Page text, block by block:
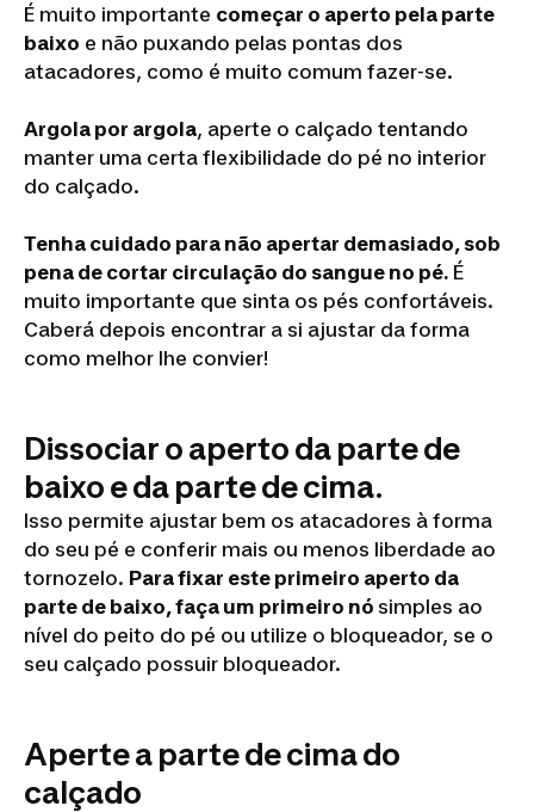
É muito importante começar o aperto pela parte
baixo e não puxando pelas pontas dos
atacadores, como é muito comum fazer-se.
Argola por argola, aperte o calçado tentando
manter uma certa flexibilidade do pé no interior
do calçado.
Tenha cuidado para não apertar demasiado, sob
pena de cortar circulação do sangue no pé. É
muito importante que sinta os pés confortáveis.
Caberá depois encontrar a si ajustar da forma
como melhor lhe convier!
Dissociar o aperto da parte de
baixo e da parte de cima.
Isso permite ajustar bem os atacadores à forma
do seu pé e conferir mais ou menos liberdade ao
tornozelo. Para fixar este primeiro aperto da
parte de baixo, faça um primeiro nó simples ao
nível do peito do pé ou utilize o bloqueador, se o
seu calçado possuir bloqueador.
Aperte a parte de cima do
calçado